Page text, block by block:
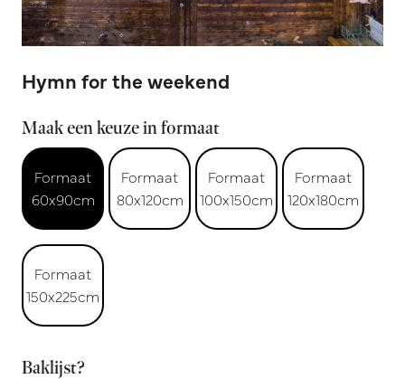
Hymn for the weekend
Maak een keuze in formaat
Formaat
60x90cm
Formaat
80x120cm
Formaat
100x150cm
Formaat
120x180cm
Formaat
150x225cm
Baklijst?